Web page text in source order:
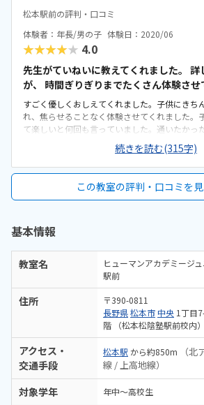
感はありますが、こんなものかと。週2回なの
いいのがいいと思います。今通っている生徒さ
いたので、良さそうだなと思いました。
松本駅前の評判・口コミ
体験者：年長/男の子 体験日：2020/06
★★★★★ 4.0
先生がていねいに教えてくれました。
が、 時間ぎりぎりまでたくさん体験させ
すごく優しくおしえてくれました。子供にきち
れ、焦らせることなく体験させてくれました。
て楽しいと何回も言っていました。通いたかっ
ずかよえませんでした。えきまえなので立地は
車場があればもっと便利だなとおもいました、
したすごくきれいにそうじされていました。靴
おもいましだあのクオリティーなら妥当な金額
ブロックを買うのが少しためらいます。時間ぎ
でよかった
続きを読む(315字)
この教室の評判・口コミを
基本情報
教室名
ヒューマンアカデミージ
駅前
住所
〒390-0811
長野県松本市 中央 1丁目
階 （松本松陰塾駅前校内）
アクセス・
交通手段
松本駅 から約850m
（
線 / 上高地線）
対象学年 年中～高校生